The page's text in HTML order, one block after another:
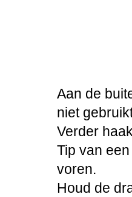
Aan de
niet
Verder
Tip van
voren.
Houd de